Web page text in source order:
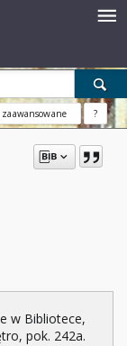
?
w Bibliotece,
pok. 242a.